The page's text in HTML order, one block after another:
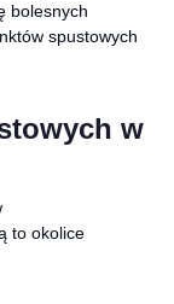
bolesnych
spustowych
w
to okolice